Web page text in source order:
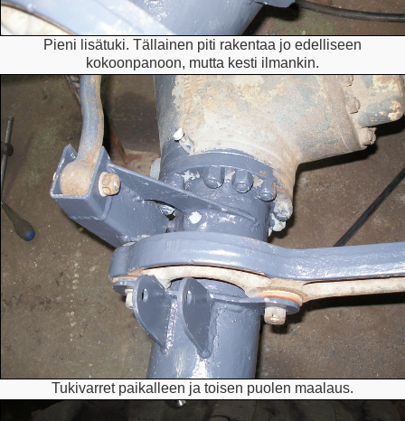
Pieni lisätuki. Tällainen piti rakentaa jo edelliseen
kokoonpanoon, mutta kesti ilmankin.
Tukivarret paikalleen ja toisen puolen maalaus.